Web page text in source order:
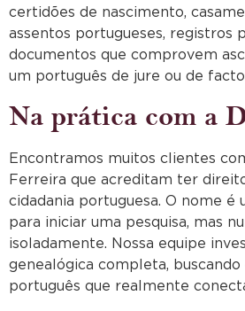
certidões de nascimento,
assentos portugueses, registros
documentos que comprovem
um português de jure ou de
Na prática com a
Encontramos muitos clientes
Ferreira que acreditam ter
cidadania portuguesa. O nome é
para iniciar uma pesquisa, mas
isoladamente. Nossa equipe
genealógica completa, buscando
português que realmente